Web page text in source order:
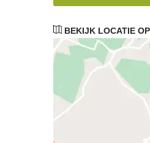
BEKIJK LOCATIE